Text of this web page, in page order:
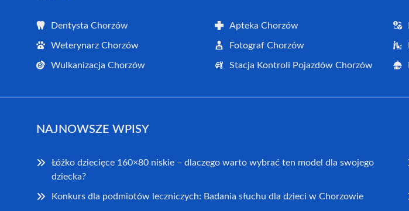
Dentysta Chorzów Apteka Chorzów
Weterynarz Chorzów Fotograf Chorzów
Wulkanizacja Chorzów Stacja Kontroli Pojazdów Chorzów
NAJNOWSZE WPISY
Łóżko dziecięce 160×80 niskie – dlaczego warto wybrać ten model dla swojego
dziecka?
Konkurs dla podmiotów leczniczych: Badania słuchu dla dzieci w Chorzowie